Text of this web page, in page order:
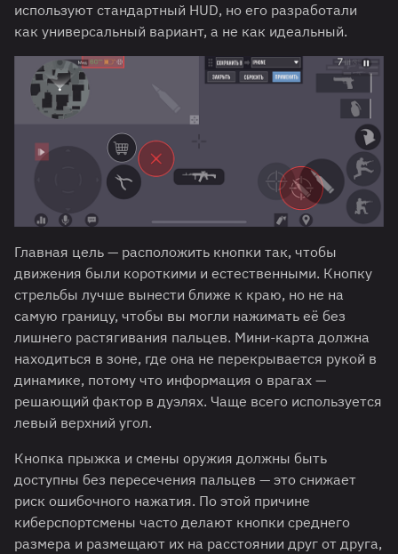
используют стандартный HUD, но его разработали
как универсальный вариант, а не как идеальный.
Главная цель — расположить кнопки так, чтобы
движения были короткими и естественными. Кнопку
стрельбы лучше вынести ближе к краю, но не на
самую границу, чтобы вы могли нажимать её без
лишнего растягивания пальцев. Мини-карта должна
находиться в зоне, где она не перекрывается рукой в
динамике, потому что информация о врагах —
решающий фактор в дуэлях. Чаще всего используется
левый верхний угол.
Кнопка прыжка и смены оружия должны быть
доступны без пересечения пальцев — это снижает
риск ошибочного нажатия. По этой причине
киберспортсмены часто делают кнопки среднего
размера и размещают их на расстоянии друг от друга,